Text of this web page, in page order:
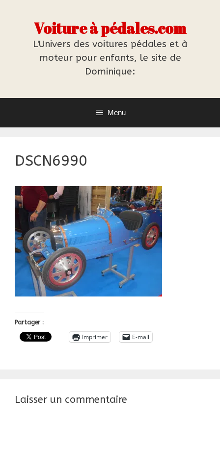
Voiture à pédales.com
L'Univers des voitures pédales et à
moteur pour enfants, le site de
Dominique:
Menu
DSCN6990
Partager :
Imprimer E-mail
Laisser un commentaire